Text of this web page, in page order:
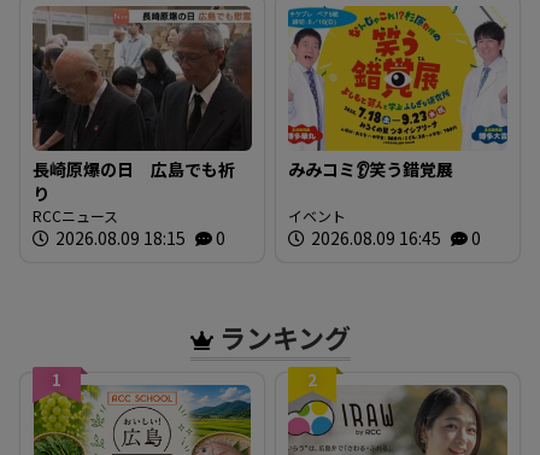
長崎原爆の日 広島でも祈
り
RCCニュース
2026.08.09 18:15 0
みみコミ👂笑う錯覚展
イベント
2026.08.09 16:45 0
ランキング
1 2